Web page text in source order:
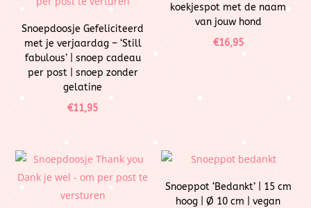
Snoepdoosje Gefeliciteerd
met je verjaardag – ‘Still
fabulous’ | snoep cadeau
per post | snoep zonder
gelatine
€11,95
koekjespot met de naam
van jouw hond
€16,95
Snoeppot ‘Bedankt’ | 15 cm
hoog | Ø 10 cm | vegan